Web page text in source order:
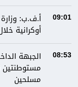
09:01
أوكرانية
08:53
الجبهة
مستوطنتين
مسلحين